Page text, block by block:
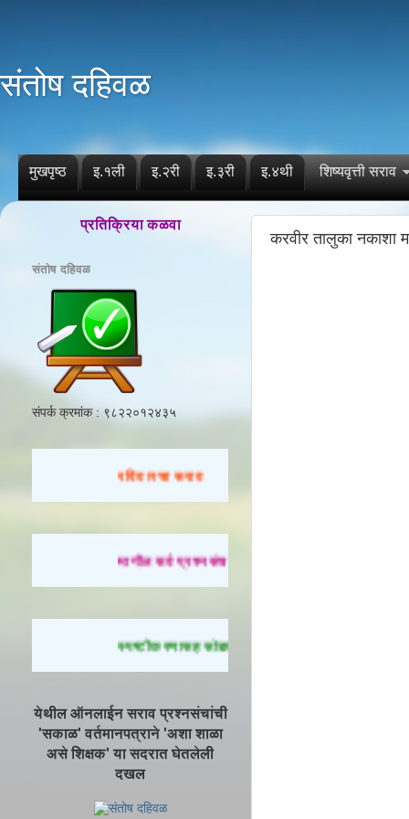
संतोष दहिवळ
मुखपृष्ठ इ.१ली इ.२री इ.३री इ.४थी शिष्यवृत्ती सराव
करवीर तालुका नकाशा
प्रतिक्रिया कळवा
संतोष दहिवळ
संपर्क क्रमांक : ९८२२०१२४३५
रविवारचा सराव
मागील सर्व प्रश्नसंच सोडवण्यासाठी येथे क्लिक करा.
स्पष्टीकरणासह सोडवलेले प्रश्न पाहण्यासाठी येथे क्लिक
येथील ऑनलाईन सराव प्रश्नसंचांची
'सकाळ' वर्तमानपत्राने 'अशा शाळा
असे शिक्षक' या सदरात घेतलेली
दखल